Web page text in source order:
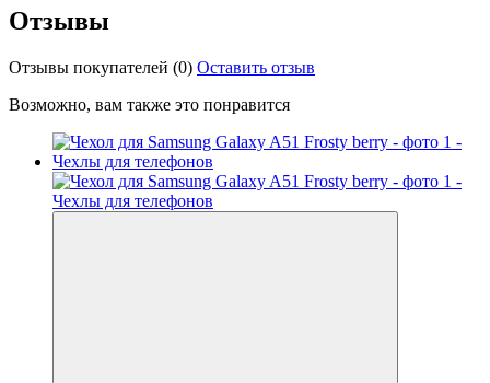
Отзывы
Отзывы покупателей (0) Оставить отзыв
Возможно, вам также это понравится